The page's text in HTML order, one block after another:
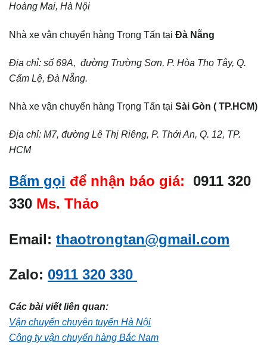
Hoàng Mai, Hà Nội
Nhà xe vận chuyển hàng Trọng Tấn tại Đà Nẵng
Địa chỉ: số 69A, đường Trường Sơn, P. Hòa Thọ Tây, Q.
Cẩm Lệ, Đà Nẵng.
Nhà xe vận chuyển hàng Trọng Tấn tại Sài Gòn ( TP.HCM)
Địa chỉ: M7, đường Lê Thị Riêng, P. Thới An, Q. 12, TP.
HCM
Bấm gọi để nhận báo giá: 0911 320
330 Ms. Thảo
Email: thaotrongtan@gmail.com
Zalo: 0911 320 330
Các bài viết liên quan:
Vận chuyển chuyên tuyến Hà Nội
Công ty vận chuyển hàng Bắc Nam